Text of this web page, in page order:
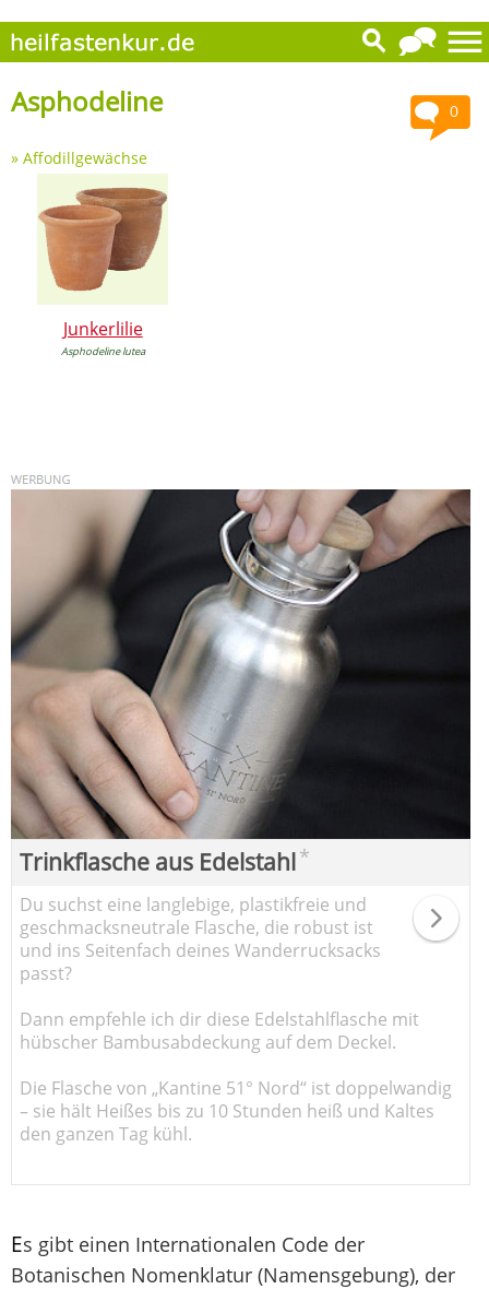
0
Asphodeline
» Affodillgewächse
Junkerlilie
Asphodeline lutea
Trinkflasche aus Edelstahl*
Du suchst eine langlebige, plastikfreie und
geschmacksneutrale Flasche, die robust ist
und ins Seitenfach deines Wanderrucksacks
passt?
Dann empfehle ich dir diese Edelstahlflasche mit
hübscher Bambusabdeckung auf dem Deckel.
Die Flasche von „Kantine 51° Nord“ ist doppelwandig
– sie hält Heißes bis zu 10 Stunden heiß und Kaltes
den ganzen Tag kühl.
Es gibt einen Internationalen Code der
Botanischen Nomenklatur (Namensgebung), der